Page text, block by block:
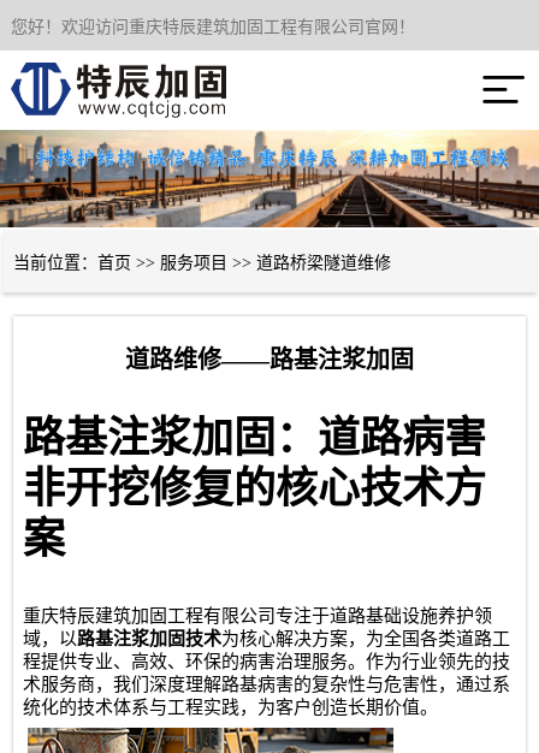
您好！欢迎访问重庆特辰建筑加固工程有限公司官网！

网站首页
服务项目
联系我们
当前位置： 首页 >> 服务项目 >> 道路桥梁隧道维修
道路维修——路基注浆加固
路基注浆加固：道路病害
非开挖修复的核心技术方
案
重庆特辰建筑加固工程有限公司专注于道路基础设施养护领
域，以路基注浆加固技术为核心解决方案，为全国各类道路工
程提供专业、高效、环保的病害治理服务。作为行业领先的技
术服务商，我们深度理解路基病害的复杂性与危害性，通过系
统化的技术体系与工程实践，为客户创造长期价值。